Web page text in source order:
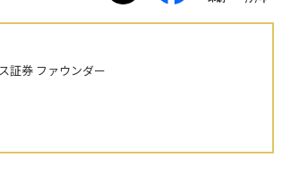
証券 ファウンダー